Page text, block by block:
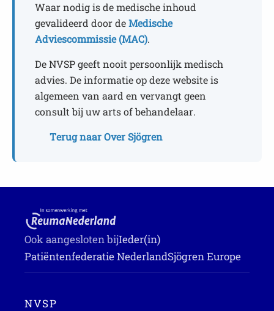
Waar nodig is de medische inhoud
gevalideerd door de Medische
Adviescommissie (MAC).
De NVSP geeft nooit persoonlijk medisch
advies. De informatie op deze website is
algemeen van aard en vervangt geen
consult bij uw arts of behandelaar.
Terug naar Over Sjögren
Ook aangesloten bijIeder(in)
Patiëntenfederatie NederlandSjögren Europe
NVSP